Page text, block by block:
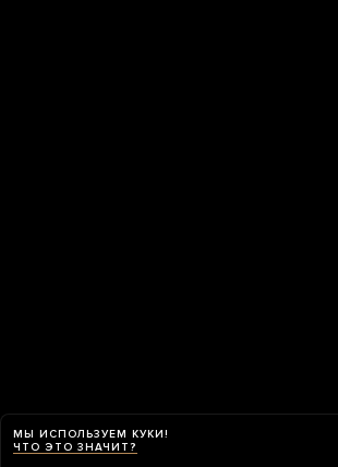
МЫ ИСПОЛЬЗУЕМ КУКИ!
ЧТО ЭТО ЗНАЧИТ?